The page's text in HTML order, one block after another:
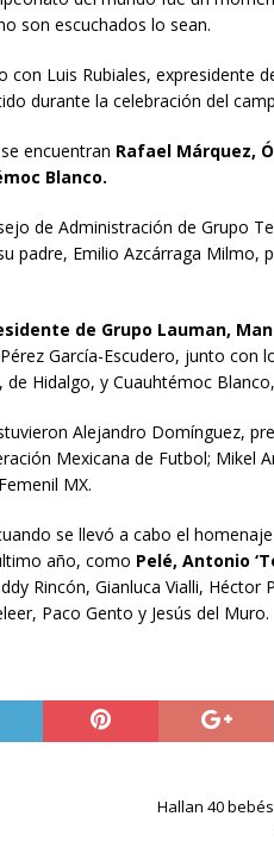
son escuchados lo sean.
Luis Rubiales, expresidente
durante la celebración del
encuentran Rafael Márquez,
Blanco.
de Administración de Grupo
padre, Emilio Azcárraga Milmo,
de Grupo Lauman,
García-Escudero, junto con
de Hidalgo, y Cuauhtémoc
Alejandro Domínguez,
Mexicana de Futbol; Mikel
MX.
se llevó a cabo el
año, como Pelé, Antonio
Rincón, Gianluca Vialli, Héctor
Paco Gento y Jesús del Muro.
Hallan 40